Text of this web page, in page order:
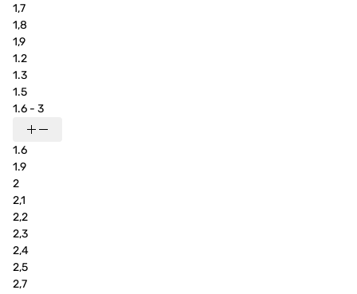
1,7
1,8
1,9
1.2
1.3
1.5
1.6 - 3
1.6
1.9
2
2,1
2,2
2,3
2,4
2,5
2,7